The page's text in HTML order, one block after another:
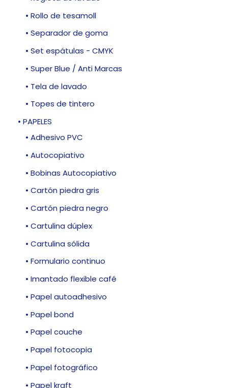
• Rollo de tesamoll
• Separador de goma
• Set espátulas - CMYK
• Super Blue / Anti Marcas
• Tela de lavado
• Topes de tintero
• PAPELES
• Adhesivo PVC
• Autocopiativo
• Bobinas Autocopiativo
• Cartón piedra gris
• Cartón piedra negro
• Cartulina dúplex
• Cartulina sólida
• Formulario continuo
• Imantado flexible café
• Papel autoadhesivo
• Papel bond
• Papel couche
• Papel fotocopia
• Papel fotográfico
• Papel kraft